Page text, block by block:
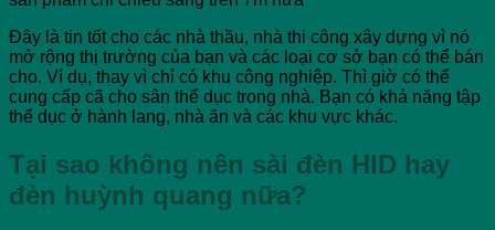
Đây là tin tốt cho các nhà thầu, nhà thi công xây dựng vì nó
mở rộng thị trường của bạn và các loại cơ sở bạn có thể bán
cho. Ví dụ, thay vì chỉ có khu công nghiệp. Thì giờ có thể
cung cấp cã cho sân thể dục trong nhà. Bạn có khả năng tập
thể dục ở hành lang, nhà ăn và các khu vực khác.
Tại sao không nên sài đèn HID hay
đèn huỳnh quang nữa?